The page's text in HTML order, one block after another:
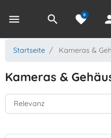
menu search favorite
0
Startseite Kameras &
Kameras &